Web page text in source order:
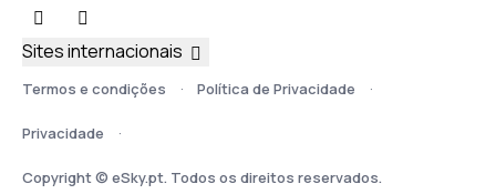
Termos e condições Política de Privacidade
Privacidade
Copyright © eSky.pt. Todos os direitos reservados.
Sites internacionais